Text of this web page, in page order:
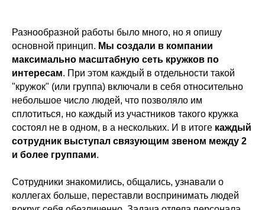
Разнообразной работы было много, но я опишу
основной принцип. Мы создали в компании
максимально масштабную сеть кружков по
интересам. При этом каждый в отдельности такой
"кружок" (или группа) включали в себя относительно
небольшое число людей, что позволяло им
сплотиться, но каждый из участников такого кружка
состоял не в одном, в а нескольких. И в итоге каждый
сотрудник выступал связующим звеном между 2
и более группами.
Сотрудники знакомились, общались, узнавали о
коллегах больше, переставли воспринимать людей